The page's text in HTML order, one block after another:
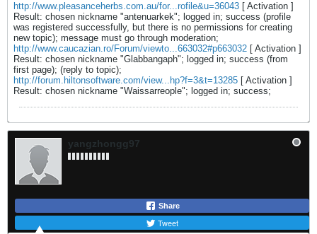
http://www.pleasanceherbs.com.au/for...rofile&u=36043 [ Activation ]
Result: chosen nickname "antenuarkek"; logged in; success (profile
was registered successfully, but there is no permissions for creating
new topic); message must go through moderation;
http://www.caucazian.ro/Forum/viewto...663032#p663032 [ Activation ]
Result: chosen nickname "Glabbangaph"; logged in; success (from
first page); (reply to topic);
http://forum.hiltonsoftware.com/view...hp?f=3&t=13285 [ Activation ]
Result: chosen nickname "Waissarreople"; logged in; success;
yangzhongg97
Share
Tweet